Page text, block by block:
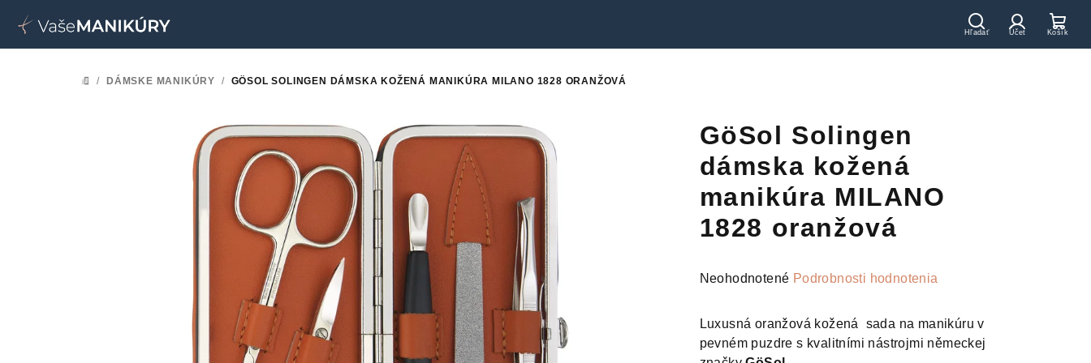
obsah
Hľadať
DOMOV
/ DÁMSKE MANIKÚRY / GÖSOL SOLINGEN DÁMSKA KOŽENÁ MANIKÚRA MILANO 1828 ORANŽOVÁ
GöSol Solingen
dámska kožená
manikúra MILANO
1828 oranžová
Priemerné
produktu
Neohodnotené Podrobnosti hodnotenia
Luxusná oranžová kožená sada na manikúru v
pevném puzdre s kvalitními nástrojmi německej